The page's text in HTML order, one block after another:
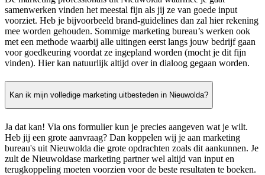
samenwerken vinden het meestal fijn als jij ze van goede input
voorziet. Heb je bijvoorbeeld brand-guidelines dan zal hier rekening
mee worden gehouden. Sommige marketing bureau’s werken ook
met een methode waarbij alle uitingen eerst langs jouw bedrijf gaan
voor goedkeuring voordat ze ingepland worden (mocht je dit fijn
vinden). Hier kan natuurlijk altijd over in dialoog gegaan worden.
Kan ik mijn volledige marketing uitbesteden in Nieuwolda?
Ja dat kan! Via ons formulier kun je precies aangeven wat je wilt.
Heb jij een grote aanvraag? Dan koppelen wij je aan marketing
bureau's uit Nieuwolda die grote opdrachten zoals dit aankunnen. Je
zult de Nieuwoldase marketing partner wel altijd van input en
terugkoppeling moeten voorzien voor de beste resultaten te boeken.